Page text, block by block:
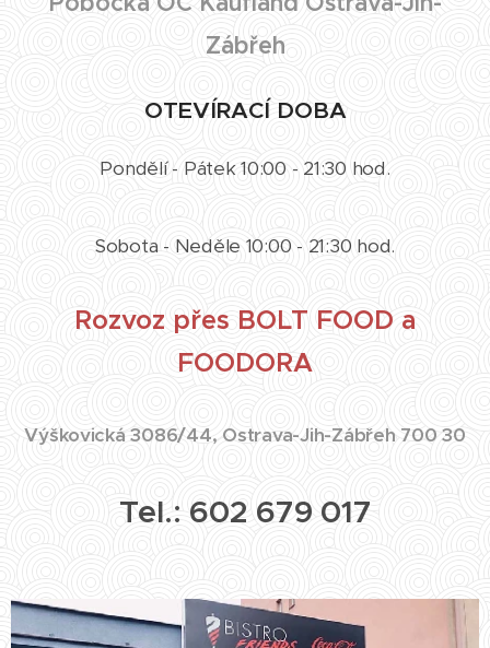
Zábřeh
OTEVÍRACÍ DOBA
Pondělí - Pátek 10:00 - 21:30 hod.
Sobota - Neděle 10:00 - 21:30 hod.
Rozvoz přes BOLT FOOD a
FOODORA
Výškovická 3086/44, Ostrava-Jih-Zábřeh 700 30
Tel.: 602 679 017